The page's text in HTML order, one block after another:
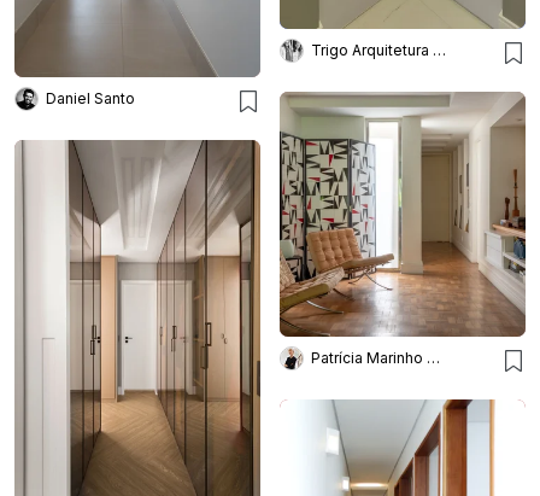
Trigo Arquitetura - Silvia Silot e Mariane Vanzei
Daniel Santo
Patrícia Marinho Arquitetura